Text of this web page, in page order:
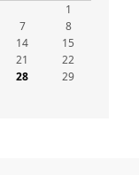
1
7
8
14
15
21
22
28
29